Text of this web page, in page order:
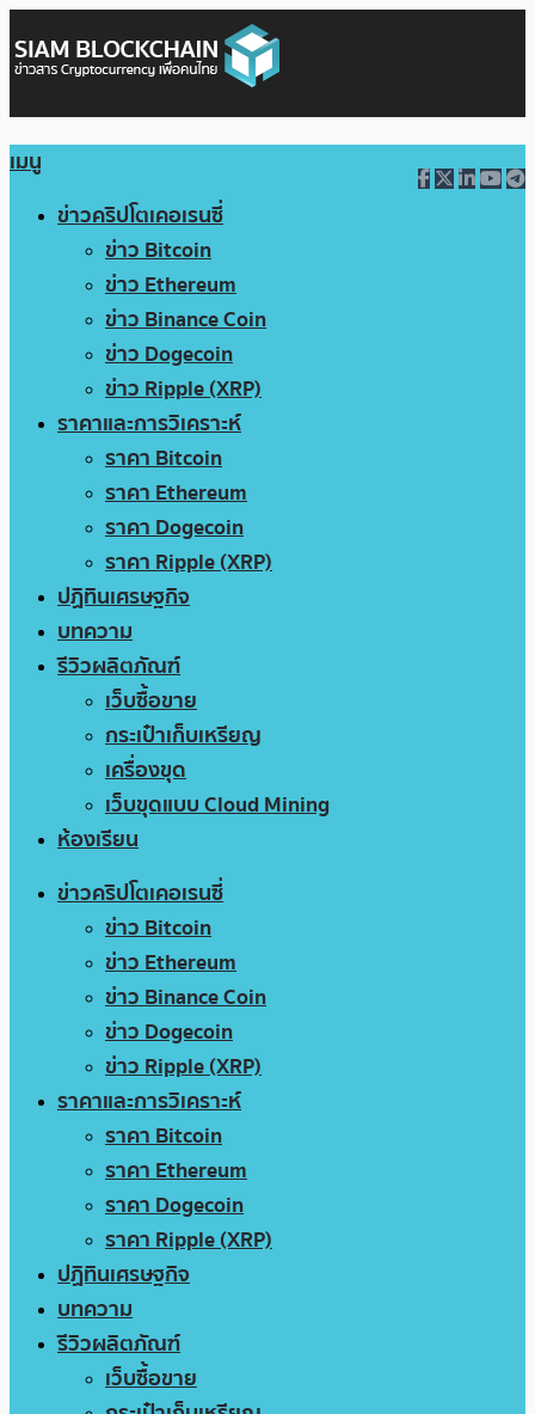
เมนู
ข่าวคริปโตเคอเรนซี่
ข่าว Bitcoin
ข่าว Ethereum
ข่าว Binance Coin
ข่าว Dogecoin
ข่าว Ripple (XRP)
ราคาและการวิเคราะห์
ราคา Bitcoin
ราคา Ethereum
ราคา Dogecoin
ราคา Ripple (XRP)
ปฏิทินเศรษฐกิจ
บทความ
รีวิวผลิตภัณฑ์
เว็บซื้อขาย
กระเป๋าเก็บเหรียญ
เครื่องขุด
เว็บขุดแบบ Cloud Mining
ห้องเรียน
ข่าวคริปโตเคอเรนซี่
ข่าว Bitcoin
ข่าว Ethereum
ข่าว Binance Coin
ข่าว Dogecoin
ข่าว Ripple (XRP)
ราคาและการวิเคราะห์
ราคา Bitcoin
ราคา Ethereum
ราคา Dogecoin
ราคา Ripple (XRP)
ปฏิทินเศรษฐกิจ
บทความ
รีวิวผลิตภัณฑ์
เว็บซื้อขาย